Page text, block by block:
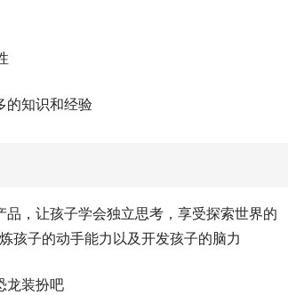
的知识和经验
，让孩子学会独立思考，享受探索世界的
孩子的动手能力以及开发孩子的脑力
龙装扮吧